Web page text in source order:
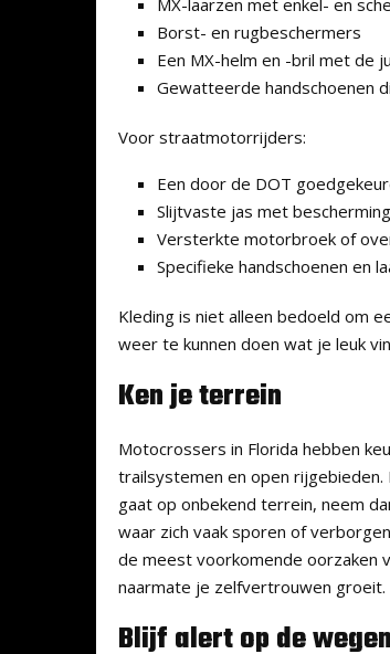
MX-laarzen met enkel- en
Borst- en rugbeschermers
Een MX-helm en -bril met de
Gewatteerde handschoenen
Voor straatmotorrijders:
Een door de DOT
Slijtvaste jas met
Versterkte motorbroek of
Specifieke handschoenen en
Kleding is niet alleen bedoeld om
weer te kunnen doen wat je leuk
Ken je terrein
Motocrossers in Florida hebben
trailsystemen en open
gaat op onbekend terrein, neem
waar zich vaak sporen of
de meest voorkomende oorzaken
naarmate je zelfvertrouwen groeit.
Blijf alert op de